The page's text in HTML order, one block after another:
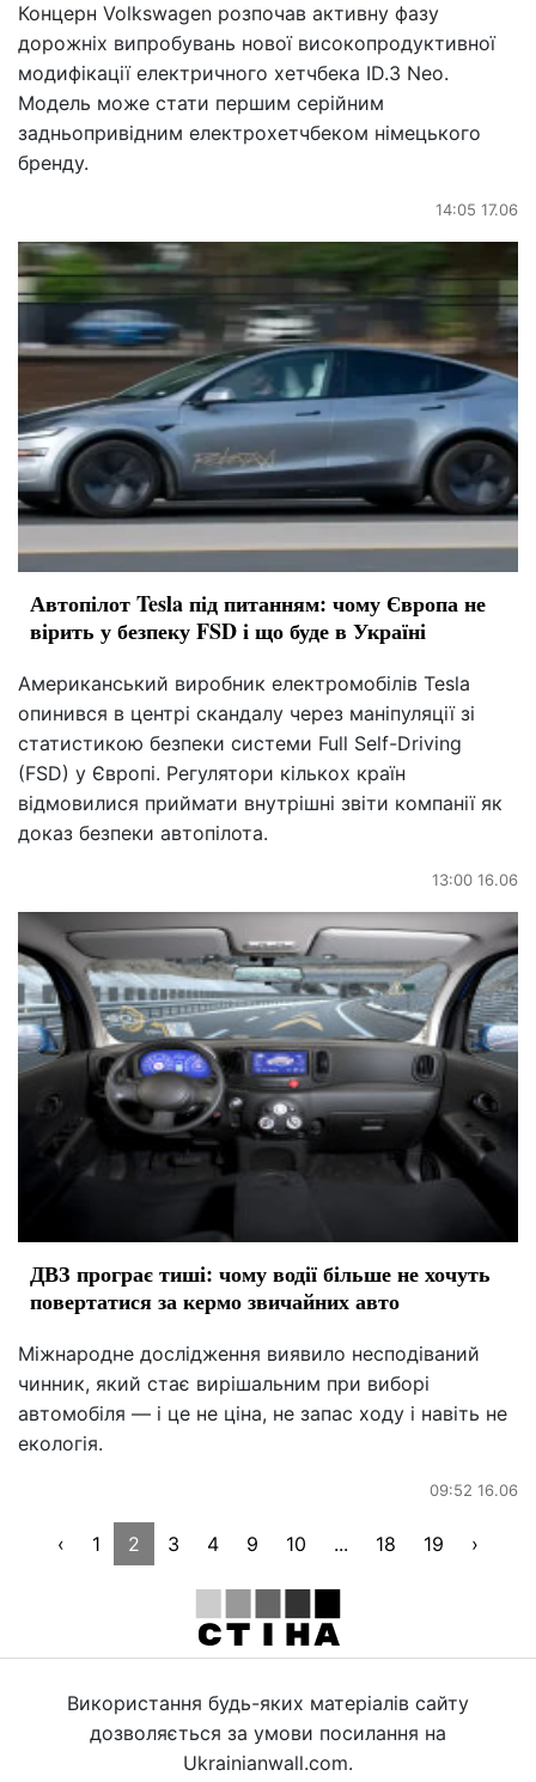
Концерн Volkswagen розпочав активну фазу
дорожніх випробувань нової високопродуктивної
модифікації електричного хетчбека ID.3 Neo.
Модель може стати першим серійним
задньопривідним електрохетчбеком німецького
бренду.
14:05 17.06
Автопілот Tesla під питанням: чому Європа не
вірить у безпеку FSD і що буде в Україні
Американський виробник електромобілів Tesla
опинився в центрі скандалу через маніпуляції зі
статистикою безпеки системи Full Self-Driving
(FSD) у Європі. Регулятори кількох країн
відмовилися приймати внутрішні звіти компанії як
доказ безпеки автопілота.
13:00 16.06
ДВЗ програє тиші: чому водії більше не хочуть
повертатися за кермо звичайних авто
Міжнародне дослідження виявило несподіваний
чинник, який стає вирішальним при виборі
автомобіля — і це не ціна, не запас ходу і навіть не
екологія.
09:52 16.06
‹ 1 2 3 4 9 10 ... 18 19 ›
Використання будь-яких матеріалів сайту
дозволяється за умови посилання на
Ukrainianwall.com.